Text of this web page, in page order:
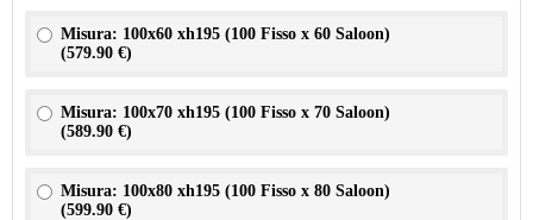
Misura: 100x60 xh195 (100 Fisso x 60 Saloon)
(579.90 €)
Misura: 100x70 xh195 (100 Fisso x 70 Saloon)
(589.90 €)
Misura: 100x80 xh195 (100 Fisso x 80 Saloon)
(599.90 €)